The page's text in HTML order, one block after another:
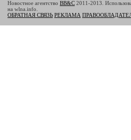
Новостное агентство BB&C 2011-2013.
на wlna.info.
ОБРАТНАЯ СВЯЗЬ РЕКЛАМА